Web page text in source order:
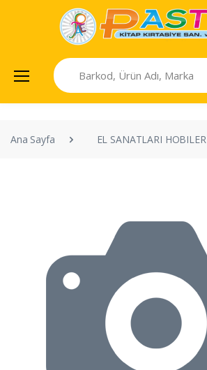
Ana Sayfa EL SANATLARI HOBILER